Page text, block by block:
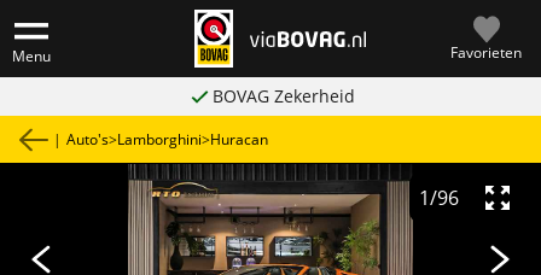
Menu Favorieten
BOVAG Zekerheid
| Auto's>Lamborghini>Huracan
1/96